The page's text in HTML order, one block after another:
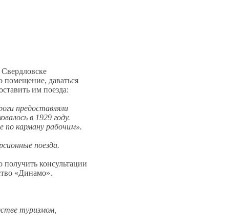
помещение, даваться
им поезда:
предоставляли
в 1929 году.
по карману рабочим».
поезда.
получить консультации
«Динамо».
туризмом,